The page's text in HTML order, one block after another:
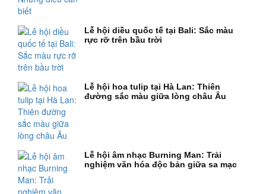
Lễ hội diều quốc tế tại Bali: Sắc màu
rực rỡ trên bầu trời
Lễ hội hoa tulip tại Hà Lan: Thiên
đường sắc màu giữa lòng châu Âu
Lễ hội âm nhạc Burning Man: Trải
nghiệm văn hóa độc bản giữa sa mạc